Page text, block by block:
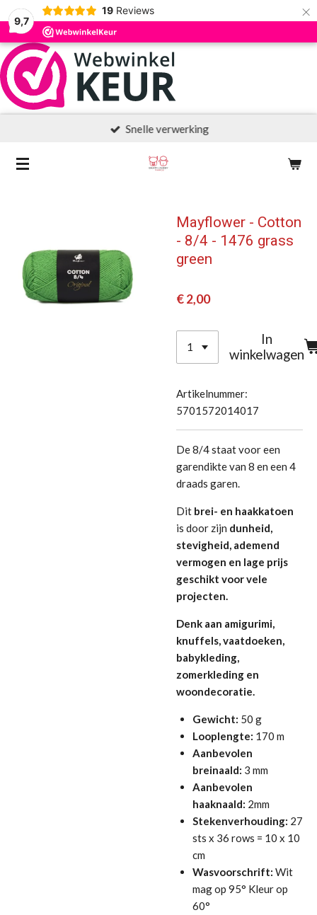
9,7
19 Reviews ×
Snelle verwerking
Mayflower - Cotton
- 8/4 - 1476 grass
green
€ 2,00
In
winkelwagen
Artikelnummer:
5701572014017
De 8/4 staat voor een
garendikte van 8 en een 4
draads garen.
Dit brei- en haakkatoen
is door zijn dunheid,
stevigheid, ademend
vermogen en lage prijs
geschikt voor vele
projecten.
Denk aan amigurimi,
knuffels, vaatdoeken,
babykleding,
zomerkleding en
woondecoratie.
Gewicht: 50 g
Looplengte: 170 m
Aanbevolen
breinaald: 3 mm
Aanbevolen
haaknaald: 2mm
Stekenverhouding: 27
sts x 36 rows = 10 x 10
cm
Wasvoorschrift: Wit
mag op 95° Kleur op
60°